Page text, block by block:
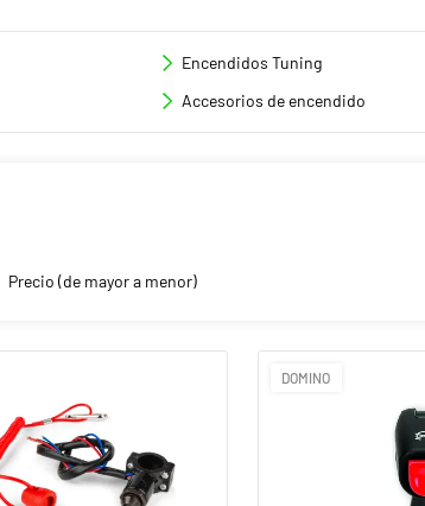
Encendidos Tuning
Accesorios de encendido
Precio (de mayor a menor)
DOMINO